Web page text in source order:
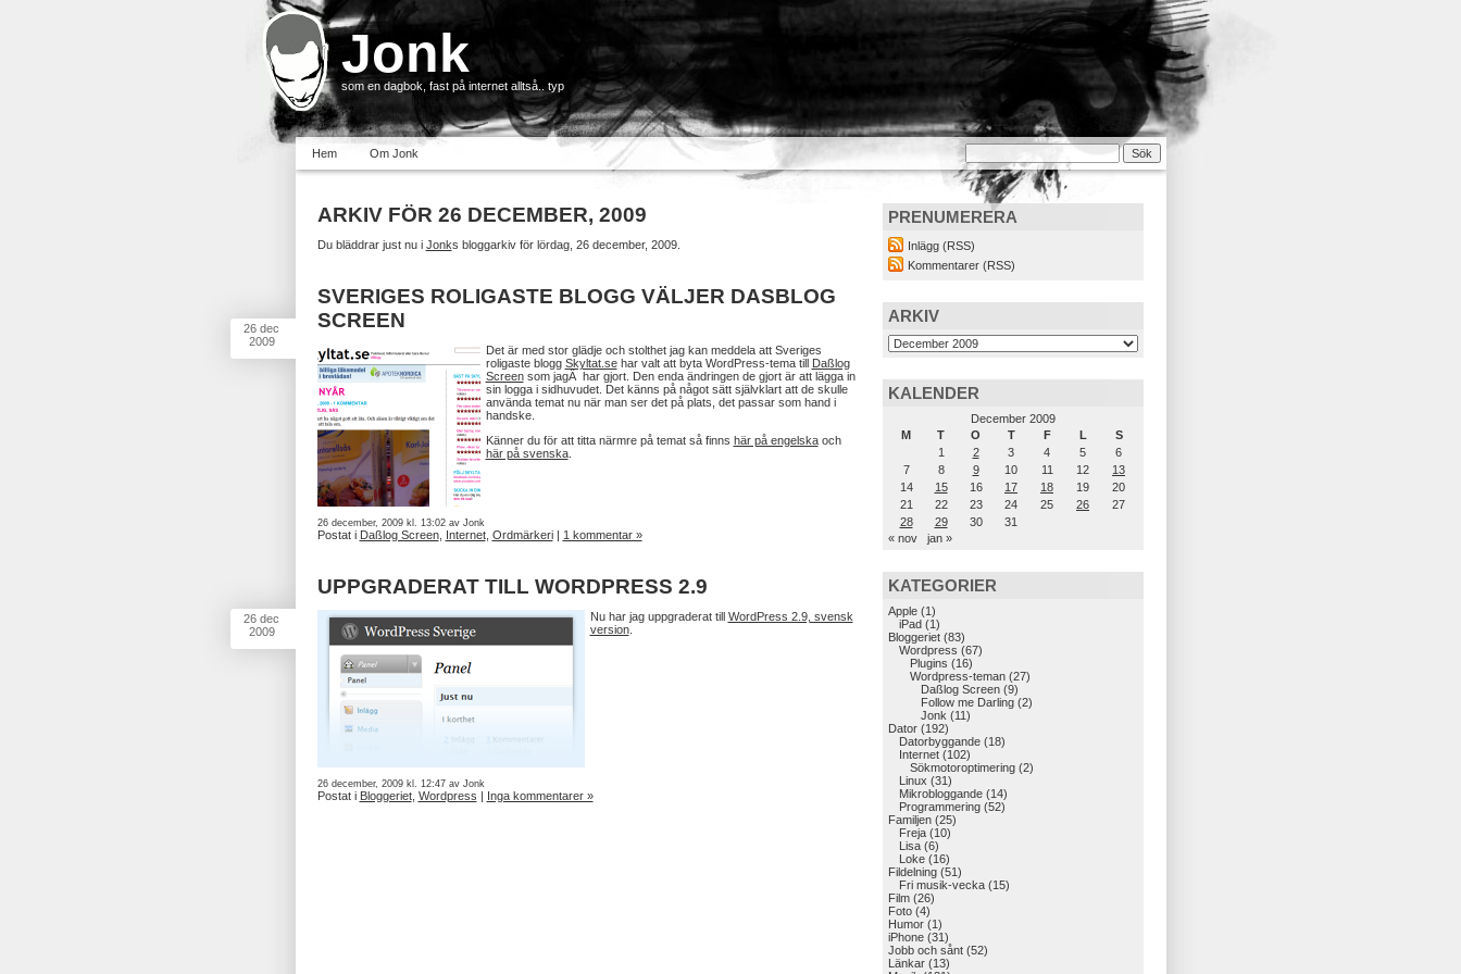
Jonk
som en dagbok, fast på internet alltså.. typ
Hem Om Jonk
ARKIV FÖR 26 DECEMBER, 2009
Du bläddrar just nu i Jonks bloggarkiv för lördag, 26 december, 2009.
26 dec
2009
SVERIGES ROLIGASTE BLOGG VÄLJER DASBLOG
SCREEN
Det är med stor glädje och stolthet jag kan meddela att Sveriges
roligaste blogg Skyltat.sehar valt att byta WordPress-tema till Daßlog
Screensom jagÂ har gjort. Den enda ändringen de gjort är att lägga in
sin logga i sidhuvudet. Det känns på något sätt självklart att de skulle
använda temat nu när man ser det på plats, det passar som hand i
handske.
Känner du för att titta närmre på temat så finns här på engelskaoch
här på svenska.
26 december, 2009 kl. 13:02 av Jonk
Postat i Daßlog Screen, Internet, Ordmärkeri| 1 kommentar »
26 dec
2009
UPPGRADERAT TILL WORDPRESS 2.9
Nu har jag uppgraderat till WordPress 2.9, svensk
version.
26 december, 2009 kl. 12:47 av Jonk
Postat i Bloggeriet, Wordpress | Inga kommentarer »
PRENUMERERA
Inlägg (RSS)
Kommentarer (RSS)
ARKIV
KALENDER
December 2009
M
T O T F L
S
1
2 3 4 5
6
7
8 9 10 11 12
13
14
15 16 17 18 19
20
21
22 23 24 25 26
27
28
29 30
31
« nov
jan »
KATEGORIER
Apple(1)
iPad(1)
Bloggeriet(83)
Wordpress (67)
Plugins (16)
Wordpress-teman(27)
Daßlog Screen(9)
Follow me Darling(2)
Jonk (11)
Dator(192)
Datorbyggande(18)
Internet(102)
Sökmotoroptimering(2)
Linux (31)
Mikrobloggande(14)
Programmering(52)
Familjen(25)
Freja(10)
Lisa(6)
Loke(16)
Fildelning(51)
Fri musik-vecka(15)
Film(26)
Foto(4)
Humor(1)
iPhone(31)
Jobb och sånt(52)
Länkar(13)